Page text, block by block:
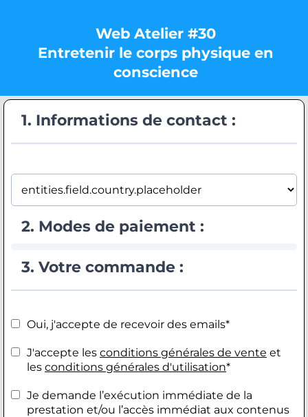
Web Atelier #30
Entretenir le corps physique en
conscience
1. Informations de contact :
2. Modes de paiement :
3. Votre commande :
Oui, j'accepte de recevoir des emails*
J'accepte les conditions générales de vente et
les conditions générales d'utilisation*
Je demande l’exécution immédiate de la
prestation et/ou l’accès immédiat aux contenus